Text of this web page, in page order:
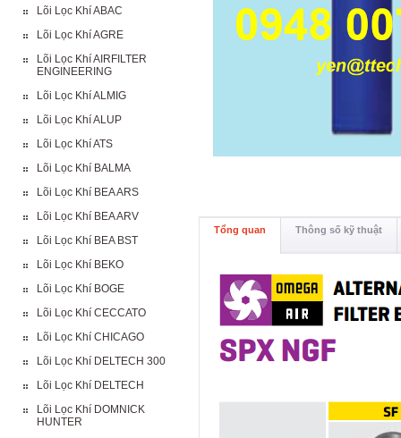
Lõi Lọc Khí ABAC
Lõi Lọc Khí AGRE
Lõi Lọc Khí AIRFILTER
ENGINEERING
Lõi Lọc Khí ALMIG
Lõi Lọc Khí ALUP
Lõi Lọc Khí ATS
Lõi Lọc Khí BALMA
Lõi Lọc Khí BEA ARS
Lõi Lọc Khí BEA ARV
Lõi Lọc Khí BEA BST
Lõi Lọc Khí BEKO
Lõi Lọc Khí BOGE
Lõi Lọc Khí CECCATO
Lõi Lọc Khí CHICAGO
Lõi Lọc Khí DELTECH 300
Lõi Lọc Khí DELTECH
Lõi Lọc Khí DOMNICK
HUNTER
Tổng quan Thông số kỹ thuật